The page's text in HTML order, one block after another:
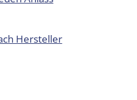
Hersteller